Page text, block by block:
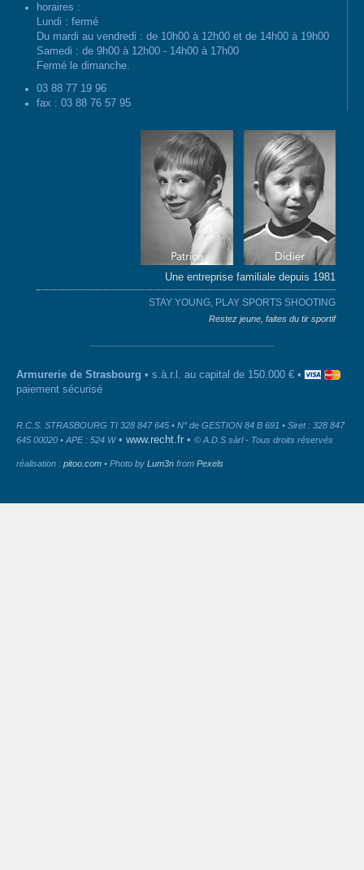
horaires :
Lundi : fermé
Du mardi au vendredi : de 10h00 à 12h00 et de 14h00 à 19h00
Samedi : de 9h00 à 12h00 - 14h00 à 17h00
Fermé le dimanche.
03 88 77 19 96
fax : 03 88 76 57 95
Une entreprise familiale depuis 1981
STAY YOUNG, PLAY SPORTS SHOOTING
Restez jeune, faites du tir sportif
Armurerie de Strasbourg • s.à.r.l. au capital de 150.000 € •
paiement sécurisé
R.C.S. STRASBOURG TI 328 847 645 • N° de GESTION 84 B 691 • Siret : 328 847
645 00020 • APE : 524 W• www.recht.fr • © A.D.S sàrl - Tous droits réservés
réalisation : pitoo.com • Photo by Lum3n from Pexels